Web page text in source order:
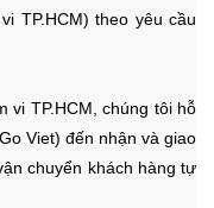
TP.HCM)theo yêu cầu
vi TP.HCM, chúng tôi hỗ
Viet) đến nhận và giao
chuyển khách hàng tự